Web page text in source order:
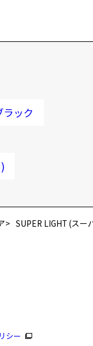
エア/SUPER
ラック
SUPER LIGHT (スー
シー